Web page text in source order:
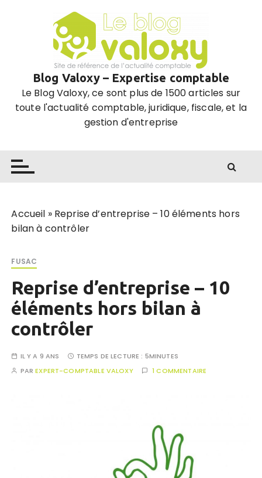
Blog Valoxy – Expertise comptable
Le Blog Valoxy, ce sont plus de 1500 articles sur
toute l'actualité comptable, juridique, fiscale, et la
gestion d'entreprise
Accueil » Reprise d’entreprise – 10 éléments hors
bilan à contrôler
FUSAC
Reprise d’entreprise – 10
éléments hors bilan à
contrôler
IL Y A 9 ANS TEMPS DE LECTURE : 5MINUTES
PAREXPERT-COMPTABLE VALOXY 1 COMMENTAIRE